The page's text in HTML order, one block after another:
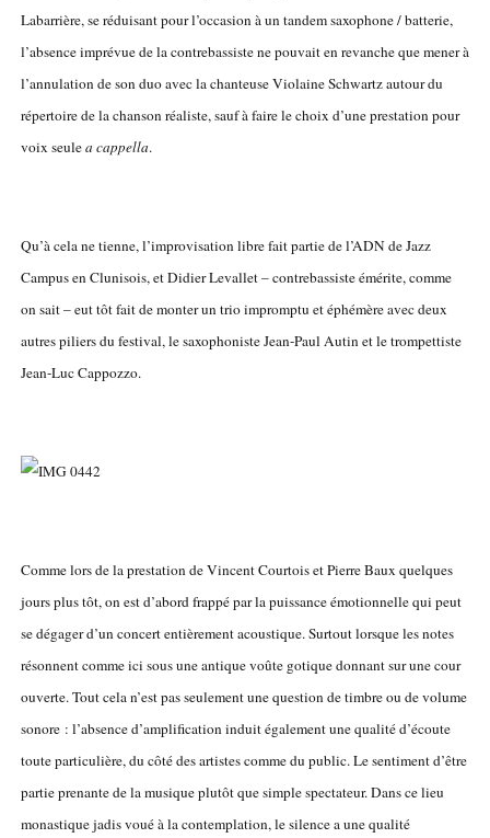
Labarrière, se réduisant pour l’occasion à un tandem saxophone / batterie,
l’absence imprévue de la contrebassiste ne pouvait en revanche que mener à
l’annulation de son duo avec la chanteuse Violaine Schwartz autour du
répertoire de la chanson réaliste, sauf à faire le choix d’une prestation pour
voix seulea cappella.
Qu’à cela ne tienne, l’improvisation libre fait partie de l’ADN de Jazz
Campus en Clunisois, et Didier Levallet – contrebassiste émérite, comme
on sait – eut tôt fait de monter un trio impromptu et éphémère avec deux
autres piliers du festival, le saxophoniste Jean-Paul Autin et le trompettiste
Jean-Luc Cappozzo.
Comme lors de la prestation de Vincent Courtois et Pierre Baux quelques
jours plus tôt, on est d’abord frappé par la puissance émotionnelle qui peut
se dégager d’un concert entièrement acoustique. Surtout lorsque les notes
résonnent comme ici sous une antique voûte gotique donnant sur une cour
ouverte. Tout cela n’est pas seulement une question de timbre ou de volume
sonore : l’absence d’amplification induit également une qualité d’écoute
toute particulière, du côté des artistes comme du public. Le sentiment d’être
partie prenante de la musique plutôt que simple spectateur. Dans ce lieu
monastique jadis voué à la contemplation, le silence a une qualité